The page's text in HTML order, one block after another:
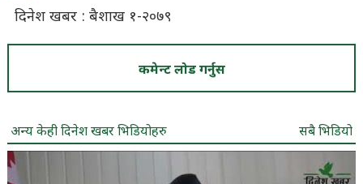
दिनेश खबर : बैशाख १-२०७९
कमेन्ट लोड गर्नुस
अन्य केही दिनेश खबर भिडियोहरु सबै भिडियो